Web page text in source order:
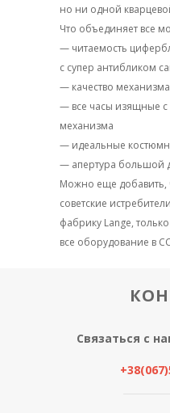
но ни одной
Что объединяет все
— читаемость
с супер антибликом
— качество механизма
— все часы изящные с
механизма
— идеальные
— апертура большой
Можно еще добавить,
советские
фабрику Lange,
все оборудование в
Связаться с